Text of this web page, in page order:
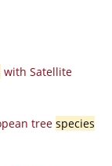
with Satellite
tree species